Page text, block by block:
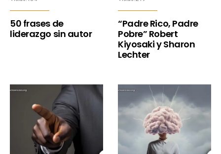
50 frases de
liderazgo sin autor
“Padre Rico, Padre
Pobre” Robert
Kiyosaki y Sharon
Lechter